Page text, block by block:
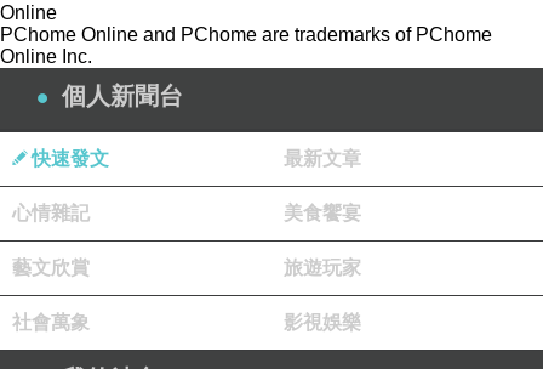
Online
PChome Online and PChome are trademarks of PChome
Online Inc.
個人新聞台
快速發文 最新文章
心情雜記 美食饗宴
藝文欣賞 旅遊玩家
社會萬象 影視娛樂